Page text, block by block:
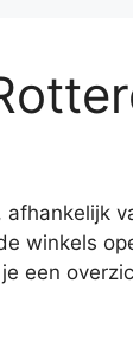
afhankelijk
winkels
een